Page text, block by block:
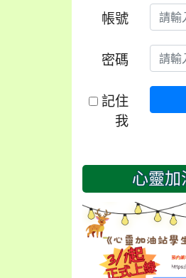
帳號
密碼
記住
我
心靈加